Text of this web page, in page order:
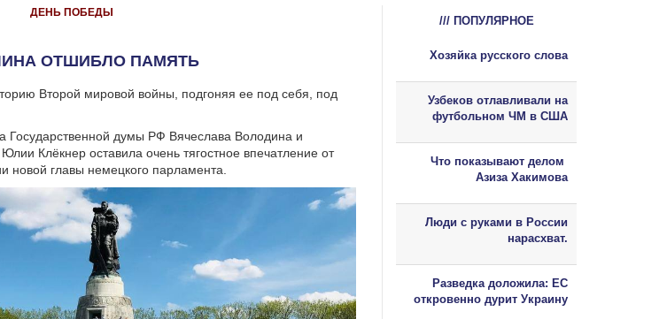
ДЕНЬ ПОБЕДЫ
ОТШИБЛО ПАМЯТЬ
Второй мировой войны, подгоняя ее под себя, под
Государственной думы РФ Вячеслава Володина и
Клёкнер оставила очень тягостное впечатление от
новой главы немецкого парламента.
/// ПОПУЛЯРНОЕ
Хозяйка русского слова
Узбеков отлавливали на
футбольном ЧМ в США
Что показывают делом
Азиза Хакимова
Люди с руками в России
нарасхват.
Разведка доложила: ЕС
откровенно дурит Украину